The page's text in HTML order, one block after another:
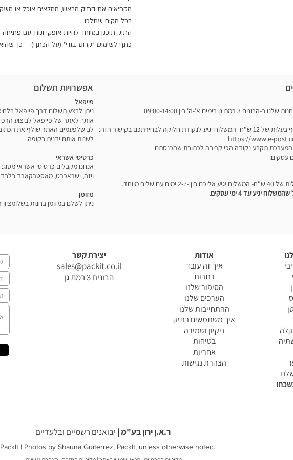
מקפיאים את התיק מראש, ממלאים אוכל או
בכל מקום שתלכו.
התיק תוכנן במיוחד להיות אופקי ונוח, עם
כתף לשימוש “קרוס-בודי” (על הכתף) — כך
/ אחסון):
משתנה משמעותית) בהתאם לצורה
אפשרויות תשלום
רמת גן בימים א'-ה' בין 09:00-14:00
חלוקה לבחירתכם בקישור הזה:
https://www.e-
תקבע נקודה הכי קרובה לכתובת שהכנסתם.
עם שליח מיוחד.
יגיע עד 4 ימי עסקים.
פייפאל
אותך לאתר של פייפאל לביצוע
לב שלפעמים האתר שולף את הכתובת,
לשנות אותם ידנית בקופה.
כרטיסי אשראי
אנחנו מקבלים כרטיסי אשראי מסוג:
ויזה, ישראכרט, מאסטרקארד בלבד.
מזומן
ניתן לשלם במזומן בחנות בשלומציון המלכה 12, תל
יצירת קשר
sales@packit.co.il
הבונים 3 רמת גן
אודות
איך זה עובד
כתבות
הסיפור שלנו
הערכים שלנו
ההתחייבות שלנו
איך משתמשים בתיק
ניקיון ושמירה
בטיחות
אחריות
הצהרת נגישות
ר.א.ן ירון בע"מ | יבואנים רשמיים ובלעדיים
PackIt| Photos by Shauna Guiterrez, PackIt, unless otherwise noted.